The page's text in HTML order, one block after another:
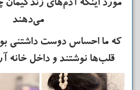
مورد اینکه آدم‌های زندگیمان
می‌دهند
که ما احساس دوست داشتنی
قلب‌ها نوشتند و داخل خانه